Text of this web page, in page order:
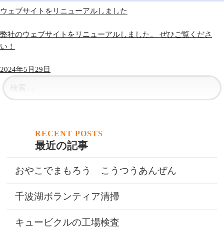
ウェブサイトをリニューアルしました
弊社のウェブサイトをリニューアルしました。 ぜひご覧くださ
い！
2024年5月29日
最近の記事
おやこでまもろう こうつうあんぜん
千波湖ボランティア清掃
キュービクルの工場検査